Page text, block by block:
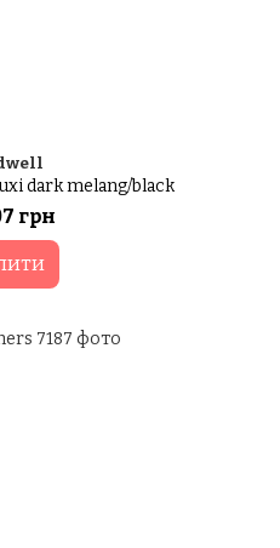
dark melang/black
грн